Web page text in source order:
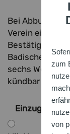
zum
von
Bei
Verein ein
Bestätigung
Badischen
sechs Wochen
kündbar